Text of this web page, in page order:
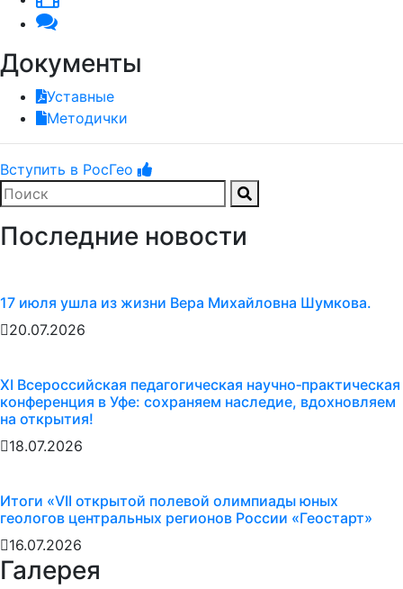
Документы
Уставные
Методички
Вступить в РосГео
Последние новости
17 июля ушла из жизни Вера Михайловна Шумкова.
20.07.2026
XI Всероссийская педагогическая научно‑практическая
конференция в Уфе: сохраняем наследие, вдохновляем
на открытия!
18.07.2026
Итоги «VII открытой полевой олимпиады юных
геологов центральных регионов России «Геостарт»
16.07.2026
Галерея